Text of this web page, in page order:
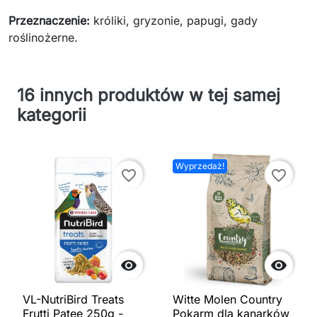
Przeznaczenie: króliki, gryzonie, papugi, gady
roślinożerne.
16 innych produktów w tej samej
kategorii

favorite_border
VL-NutriBird Treats
Frutti Patee 250g -
Wyprzedaż!

favorite_border
Witte Molen Country
Pokarm dla kanarków